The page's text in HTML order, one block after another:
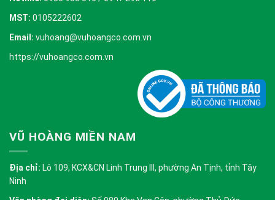
MST: 0105222602
Email: vuhoang@vuhoangco.com.vn
https://vuhoangco.com.vn
VŨ HOÀNG MIỀN NAM
Địa chỉ: Lô 109, KCX&CN Linh Trung III, phường An Tịnh, tỉnh Tây
Ninh